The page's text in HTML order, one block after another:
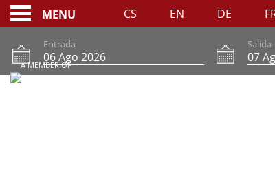
CONTACTE CON
A MEMBER OF
MENU CS EN DE
Entrada Salida